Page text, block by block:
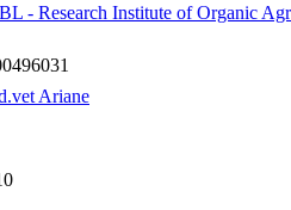
- Research Institute of Organic
Ariane